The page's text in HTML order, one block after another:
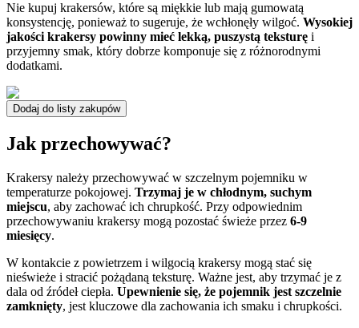
Nie kupuj krakersów, które są miękkie lub mają gumowatą
konsystencję, ponieważ to sugeruje, że wchłonęły wilgoć. Wysokiej
jakości krakersy powinny mieć lekką, puszystą teksturę i
przyjemny smak, który dobrze komponuje się z różnorodnymi
dodatkami.
Dodaj do listy zakupów
Jak przechowywać?
Krakersy należy przechowywać w szczelnym pojemniku w
temperaturze pokojowej. Trzymaj je w chłodnym, suchym
miejscu, aby zachować ich chrupkość. Przy odpowiednim
przechowywaniu krakersy mogą pozostać świeże przez 6-9
miesięcy.
W kontakcie z powietrzem i wilgocią krakersy mogą stać się
nieświeże i stracić pożądaną teksturę. Ważne jest, aby trzymać je z
dala od źródeł ciepła. Upewnienie się, że pojemnik jest szczelnie
zamknięty, jest kluczowe dla zachowania ich smaku i chrupkości.